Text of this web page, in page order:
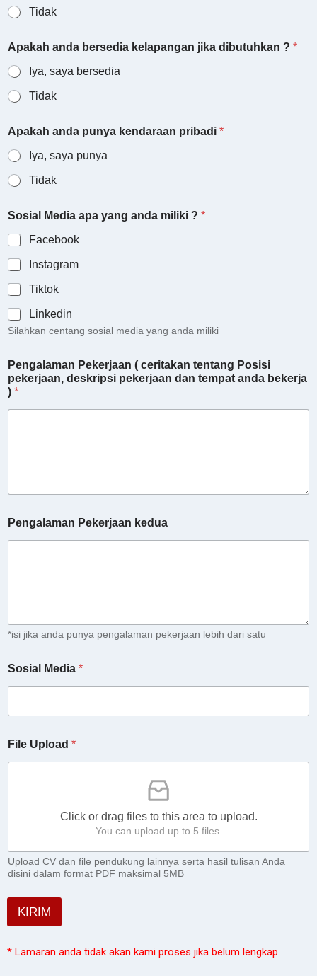
Tidak
i
d
e
p
a
A
a
a
*
Apakah anda bersedia kelapangan jika dibutuhkan ? *
Iya, saya bersedia
Tidak
Apakah anda punya kendaraan pribadi *
Iya, saya punya
Tidak
Sosial Media apa yang anda miliki ? *
Facebook
Instagram
Tiktok
Linkedin
Silahkan centang sosial media yang anda miliki
Pengalaman Pekerjaan ( ceritakan tentang Posisi
pekerjaan, deskripsi pekerjaan dan tempat anda bekerja
) *
Pengalaman Pekerjaan kedua
*isi jika anda punya pengalaman pekerjaan lebih dari satu
Sosial Media *
File Upload *
Click or drag files to this area to upload.
You can upload up to 5 files.
Upload CV dan file pendukung lainnya serta hasil tulisan Anda
disini dalam format PDF maksimal 5MB
KIRIM
* Lamaran anda tidak akan kami proses jika belum lengkap